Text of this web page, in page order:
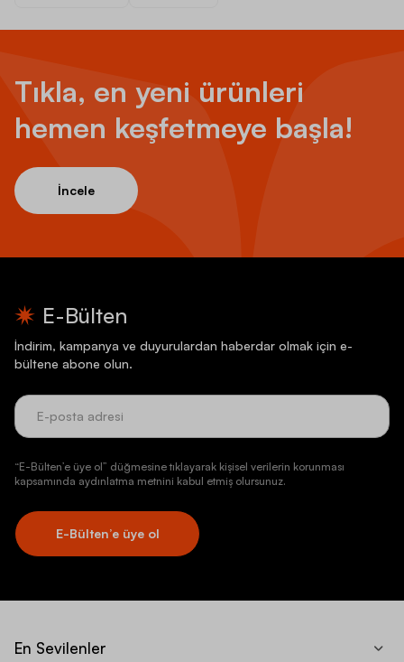
Tıkla, en yeni ürünleri
hemen keşfetmeye başla!
İncele
E-Bülten
İndirim, kampanya ve duyurulardan haberdar olmak için e-
bültene abone olun.
“E-Bülten’e üye ol” düğmesine tıklayarak kişisel verilerin korunması
kapsamında aydınlatma metnini kabul etmiş olursunuz.
E-Bülten’e üye ol
En Sevilenler